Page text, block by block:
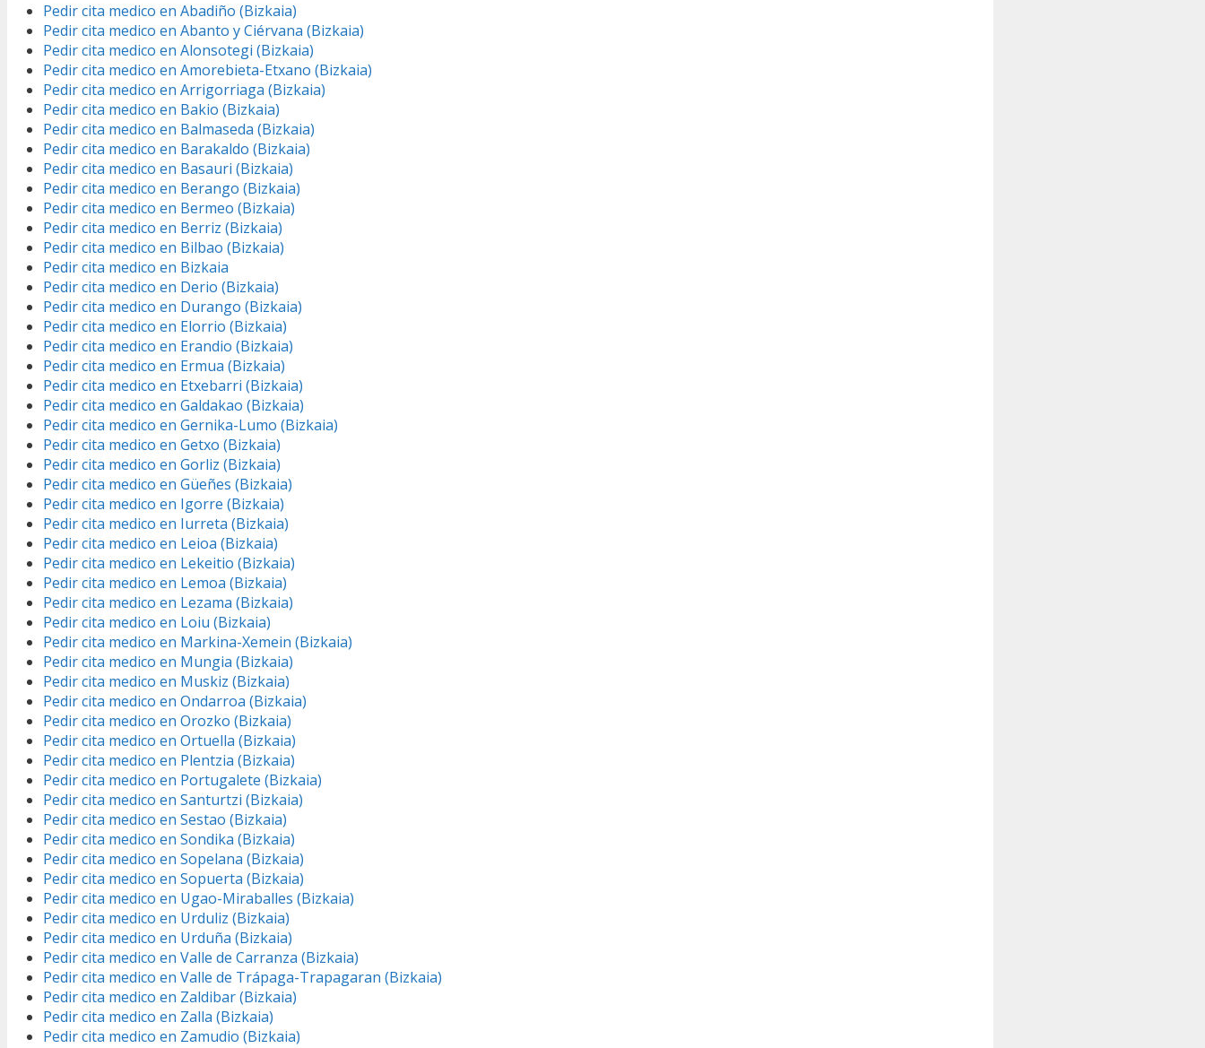
Pedir cita medico en Abadiño (Bizkaia)
Pedir cita medico en Abanto y Ciérvana (Bizkaia)
Pedir cita medico en Alonsotegi (Bizkaia)
Pedir cita medico en Amorebieta-Etxano (Bizkaia)
Pedir cita medico en Arrigorriaga (Bizkaia)
Pedir cita medico en Bakio (Bizkaia)
Pedir cita medico en Balmaseda (Bizkaia)
Pedir cita medico en Barakaldo (Bizkaia)
Pedir cita medico en Basauri (Bizkaia)
Pedir cita medico en Berango (Bizkaia)
Pedir cita medico en Bermeo (Bizkaia)
Pedir cita medico en Berriz (Bizkaia)
Pedir cita medico en Bilbao (Bizkaia)
Pedir cita medico en Bizkaia
Pedir cita medico en Derio (Bizkaia)
Pedir cita medico en Durango (Bizkaia)
Pedir cita medico en Elorrio (Bizkaia)
Pedir cita medico en Erandio (Bizkaia)
Pedir cita medico en Ermua (Bizkaia)
Pedir cita medico en Etxebarri (Bizkaia)
Pedir cita medico en Galdakao (Bizkaia)
Pedir cita medico en Gernika-Lumo (Bizkaia)
Pedir cita medico en Getxo (Bizkaia)
Pedir cita medico en Gorliz (Bizkaia)
Pedir cita medico en Güeñes (Bizkaia)
Pedir cita medico en Igorre (Bizkaia)
Pedir cita medico en Iurreta (Bizkaia)
Pedir cita medico en Leioa (Bizkaia)
Pedir cita medico en Lekeitio (Bizkaia)
Pedir cita medico en Lemoa (Bizkaia)
Pedir cita medico en Lezama (Bizkaia)
Pedir cita medico en Loiu (Bizkaia)
Pedir cita medico en Markina-Xemein (Bizkaia)
Pedir cita medico en Mungia (Bizkaia)
Pedir cita medico en Muskiz (Bizkaia)
Pedir cita medico en Ondarroa (Bizkaia)
Pedir cita medico en Orozko (Bizkaia)
Pedir cita medico en Ortuella (Bizkaia)
Pedir cita medico en Plentzia (Bizkaia)
Pedir cita medico en Portugalete (Bizkaia)
Pedir cita medico en Santurtzi (Bizkaia)
Pedir cita medico en Sestao (Bizkaia)
Pedir cita medico en Sondika (Bizkaia)
Pedir cita medico en Sopelana (Bizkaia)
Pedir cita medico en Sopuerta (Bizkaia)
Pedir cita medico en Ugao-Miraballes (Bizkaia)
Pedir cita medico en Urduliz (Bizkaia)
Pedir cita medico en Urduña (Bizkaia)
Pedir cita medico en Valle de Carranza (Bizkaia)
Pedir cita medico en Valle de Trápaga-Trapagaran (Bizkaia)
Pedir cita medico en Zaldibar (Bizkaia)
Pedir cita medico en Zalla (Bizkaia)
Pedir cita medico en Zamudio (Bizkaia)